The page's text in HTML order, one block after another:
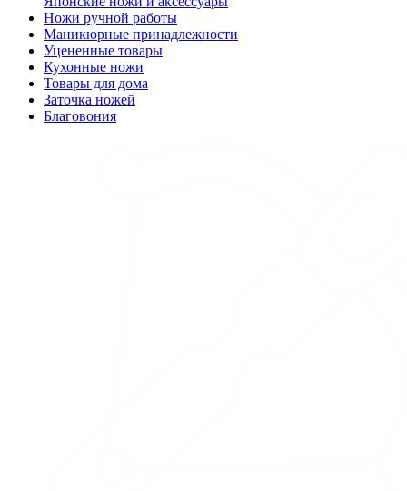
Ножи ручной работы
Маникюрные принадлежности
Уцененные товары
Кухонные ножи
Товары для дома
Заточка ножей
Благовония